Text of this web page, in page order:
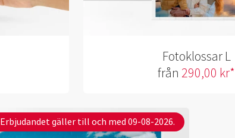
Fotoklossar L
från 290,00 kr*
Erbjudandet gäller till och med 09-08-2026.